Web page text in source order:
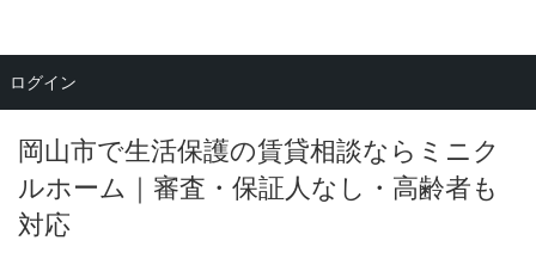
岡山市で生活保護の賃貸相談ならミニク
ルホーム｜審査・保証人なし・高齢者も
対応
メニュー
ログイン